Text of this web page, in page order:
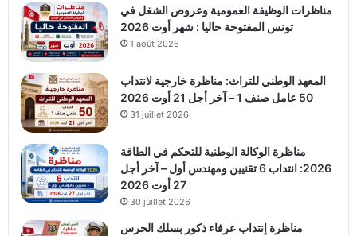
مناظرات الوظيفة العمومية وعروض الشغل في
تونس المفتوحة حاليا : شهر أوت 2026
1 août 2026
المعهد الوطني للتراث: مناظرة خارجية لانتداب
50 عامل صنف 1 – آخر أجل 21 أوت 2026
31 juillet 2026
مناظرة الوكالة الوطنية للتحكم في الطاقة
2026: انتداب 6 تقنيين ومهندس أول – آخر أجل
27 أوت 2026
30 juillet 2026
مناظرة إنتداب عرفاء ذكور بسلك الحرس